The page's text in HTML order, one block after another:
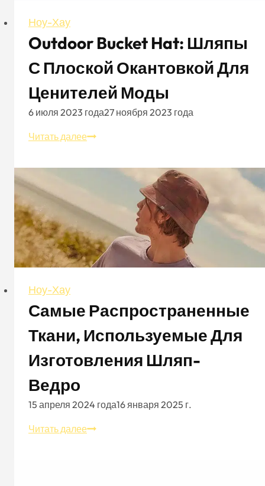
Ноу-Хау
Outdoor Bucket Hat: Шляпы
С Плоской Окантовкой Для
Ценителей Моды
6 июля 2023 года27 ноября 2023 года
Читать далееOutdoor
Hat:
плоской
окантовкой
для
ценителей
моды
Ноу-Хау
Самые Распространенные
Ткани, Используемые Для
Изготовления Шляп-
Ведро
15 апреля 2024 года16 января 2025 г.
Читать далееСамые